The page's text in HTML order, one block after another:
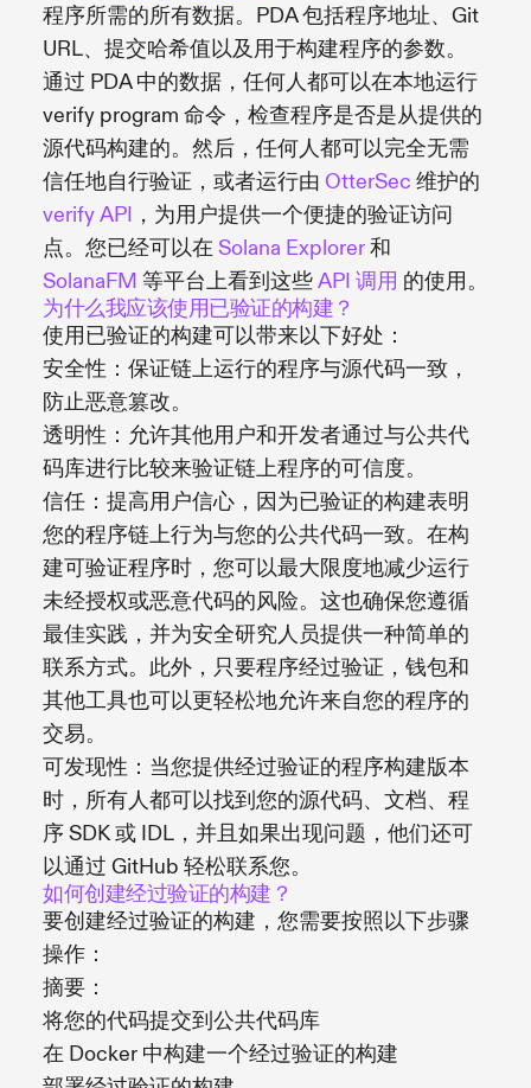
程序所需的所有数据。PDA 包括程序地址、Git
URL、提交哈希值以及用于构建程序的参数。
通过 PDA 中的数据，任何人都可以在本地运行
verify program 命令，检查程序是否是从提供的
源代码构建的。然后，任何人都可以完全无需
信任地自行验证，或者运行由 OtterSec 维护的
verify API ，为用户提供一个便捷的验证访问
点。您已经可以在Solana Explorer和
SolanaFM 等平台上看到这些API 调用 的使用。
为什么我应该使用已验证的构建？
使用已验证的构建可以带来以下好处：
安全性：保证链上运行的程序与源代码一致，
防止恶意篡改。
透明性：允许其他用户和开发者通过与公共代
码库进行比较来验证链上程序的可信度。
信任：提高用户信心，因为已验证的构建表明
您的程序链上行为与您的公共代码一致。在构
建可验证程序时，您可以最大限度地减少运行
未经授权或恶意代码的风险。这也确保您遵循
最佳实践，并为安全研究人员提供一种简单的
联系方式。此外，只要程序经过验证，钱包和
其他工具也可以更轻松地允许来自您的程序的
交易。
可发现性：当您提供经过验证的程序构建版本
时，所有人都可以找到您的源代码、文档、程
序 SDK 或 IDL，并且如果出现问题，他们还可
以通过 GitHub 轻松联系您。
如何创建经过验证的构建？
要创建经过验证的构建，您需要按照以下步骤
操作：
摘要：
将您的代码提交到公共代码库
在 Docker 中构建一个经过验证的构建